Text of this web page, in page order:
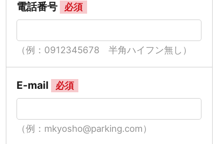
電話番号 必須
（例：0912345678 半角ハイフン無し）
E-mail 必須
（例：mkyosho@parking.com）